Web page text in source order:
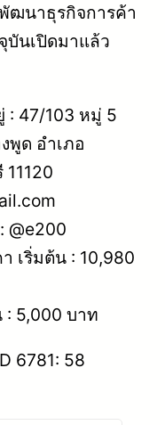
ฒนาธุรกิจการค้า
นเปิดมาแล้ว
: 47/103 หมู่ 5
พูด อำเภอ
@e200
เริ่มต้น : 10,980
: 5,000 บาท
6781: 58